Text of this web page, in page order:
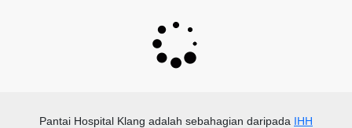
Pantai Hospital Klang adalah sebahagian daripada IHH